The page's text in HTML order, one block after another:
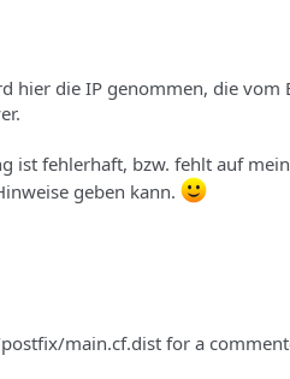
hier die IP genommen, die vom
ist fehlerhaft, bzw. fehlt auf
geben kann.
main.cf.dist for a